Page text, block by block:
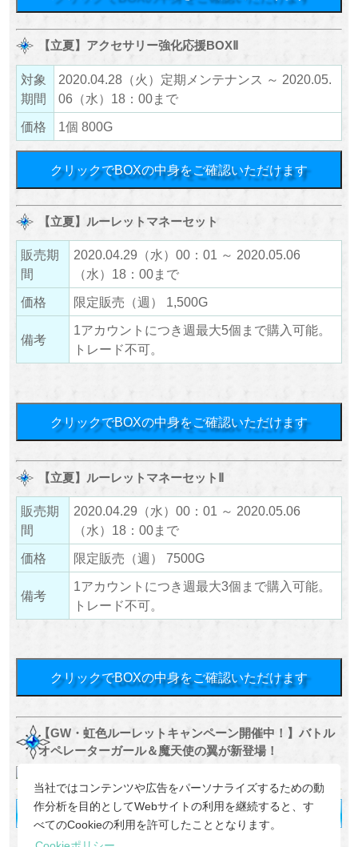
当社ではコンテンツや広告をパーソナライズするための動
作分析を目的としてWebサイトの利用を継続すると、す
べてのCookieの利用を許可したこととなります。
【立夏】アクセサリー強化応援BOXⅡ
対象
期間
2020.04.28（火）定期メンテナンス ～ 2020.05.
06（水）18：00まで
価格
1個 800G
クリックでBOXの中身をご確認いただけます
【立夏】ルーレットマネーセット
販売期
間
2020.04.29（水）00：01 ～ 2020.05.06
（水）18：00まで
価格
限定販売（週） 1,500G
備考
1アカウントにつき週最大5個まで購入可能。
トレード不可。
クリックでBOXの中身をご確認いただけます
【立夏】ルーレットマネーセットⅡ
販売期
間
2020.04.29（水）00：01 ～ 2020.05.06
（水）18：00まで
価格
限定販売（週） 7500G
備考
1アカウントにつき週最大3個まで購入可能。
トレード不可。
クリックでBOXの中身をご確認いただけます
【GW・虹色ルーレットキャンペーン開催中！】バトル
オペレーターガール＆魔天使の翼が新登場！